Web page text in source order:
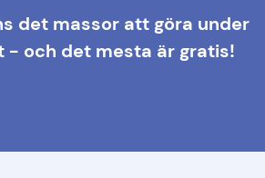
det massor att göra under
- och det mesta är gratis!